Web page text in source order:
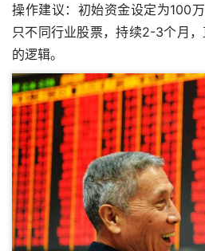
操作建议：初始资金设定为100
只不同行业股票，持续2-3个月
的逻辑。